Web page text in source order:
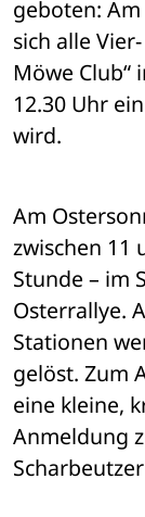
geboten:
sich alle
Möwe Club“
12.30 Uhr
wird.
Am
zwischen 11
Stunde – im
Osterrallye.
Stationen
gelöst. Zum
eine kleine,
Anmeldung